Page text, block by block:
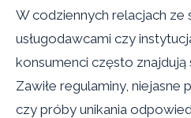
W codziennych relacjach ze
usługodawcami czy
konsumenci często znajdują
Zawiłe regulaminy,
czy próby unikania